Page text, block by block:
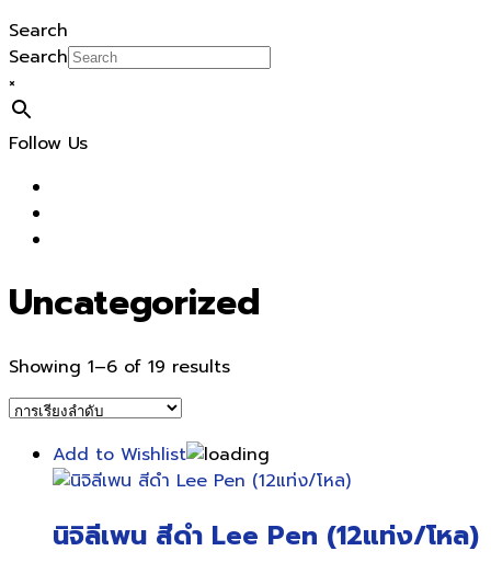
Search
Search
×
Follow Us
Uncategorized
Showing 1–6 of 19 results
Add to Wishlist
นิจิลีเพน สีดำ Lee Pen (12แท่ง/โหล)